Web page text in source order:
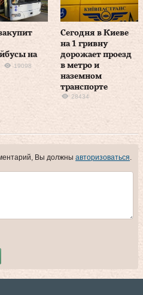
на
19098
Сегодня в Киеве
на 1 гривну
дорожает проезд
в метро и
наземном
транспорте
28434
Вы должны авторизоваться.